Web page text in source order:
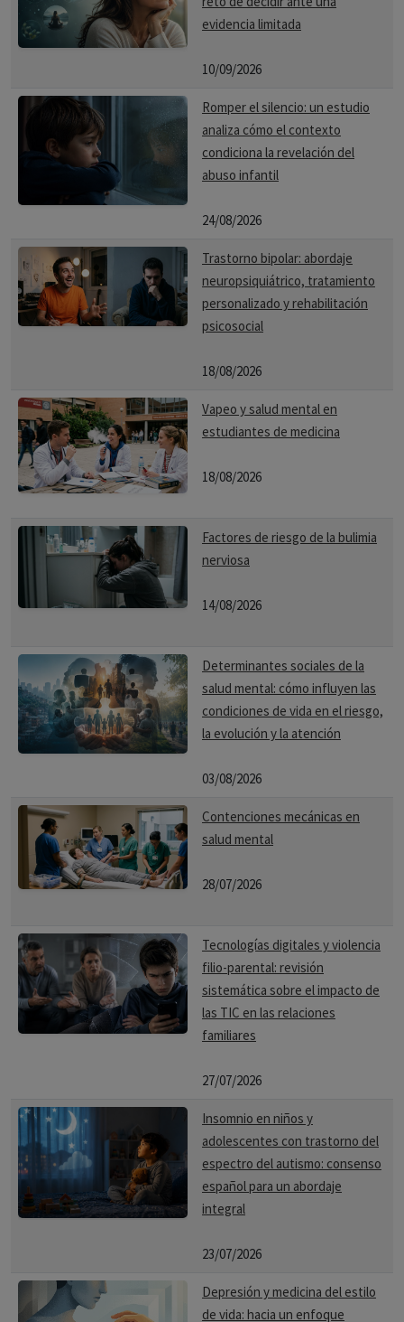
evidencia limitada
10/09/2026
Romper el silencio: un estudio
analiza cómo el contexto
condiciona la revelación del
abuso infantil
24/08/2026
Trastorno bipolar: abordaje
neuropsiquiátrico, tratamiento
personalizado y rehabilitación
psicosocial
18/08/2026
Vapeo y salud mental en
estudiantes de medicina
18/08/2026
Factores de riesgo de la bulimia
nerviosa
14/08/2026
Determinantes sociales de la
salud mental: cómo influyen las
condiciones de vida en el riesgo,
la evolución y la atención
03/08/2026
Contenciones mecánicas en
salud mental
28/07/2026
Tecnologías digitales y violencia
filio-parental: revisión
sistemática sobre el impacto de
las TIC en las relaciones
familiares
27/07/2026
Insomnio en niños y
adolescentes con trastorno del
espectro del autismo: consenso
español para un abordaje
integral
23/07/2026
Depresión y medicina del estilo
de vida: hacia un enfoque